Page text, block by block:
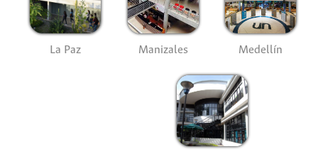
La Paz Manizales Medellín